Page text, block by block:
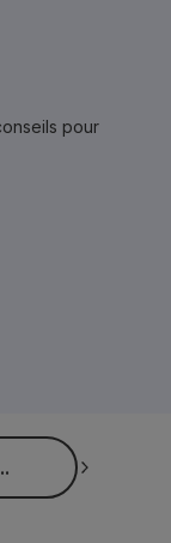
pour